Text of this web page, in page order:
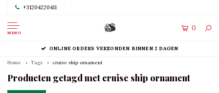
+31204220411
MENU
0
ONLINE ORDERS VERZONDEN BINNEN 2 DAGEN
Home Tags cruise ship ornament
Producten getagd met cruise ship ornament